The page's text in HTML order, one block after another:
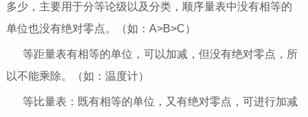
多少，主要用于分等论级以及分类，顺序量表中没有相等的
单位也没有绝对零点。（如：A>B>C）
等距量表有相等的单位，可以加减，但没有绝对零点，所
以不能乘除。（如：温度计）
等比量表：既有相等的单位，又有绝对零点，可进行加减